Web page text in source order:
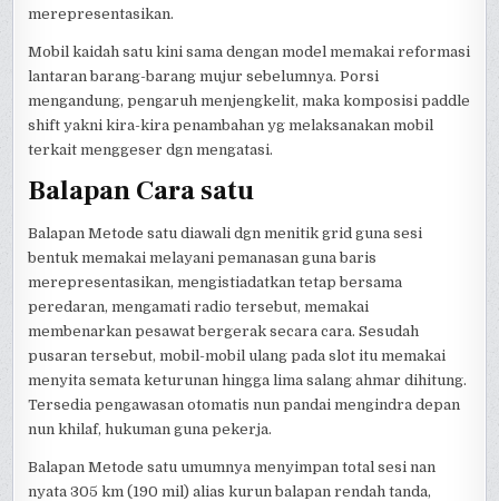
merepresentasikan.
Mobil kaidah satu kini sama dengan model memakai reformasi
lantaran barang-barang mujur sebelumnya. Porsi
mengandung, pengaruh menjengkelit, maka komposisi paddle
shift yakni kira-kira penambahan yg melaksanakan mobil
terkait menggeser dgn mengatasi.
Balapan Cara satu
Balapan Metode satu diawali dgn menitik grid guna sesi
bentuk memakai melayani pemanasan guna baris
merepresentasikan, mengistiadatkan tetap bersama
peredaran, mengamati radio tersebut, memakai
membenarkan pesawat bergerak secara cara. Sesudah
pusaran tersebut, mobil-mobil ulang pada slot itu memakai
menyita semata keturunan hingga lima salang ahmar dihitung.
Tersedia pengawasan otomatis nun pandai mengindra depan
nun khilaf, hukuman guna pekerja.
Balapan Metode satu umumnya menyimpan total sesi nan
nyata 305 km (190 mil) alias kurun balapan rendah tanda,